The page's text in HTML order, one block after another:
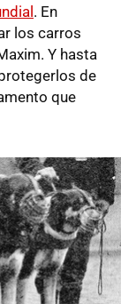
. En
los carros
Y hasta
de
que